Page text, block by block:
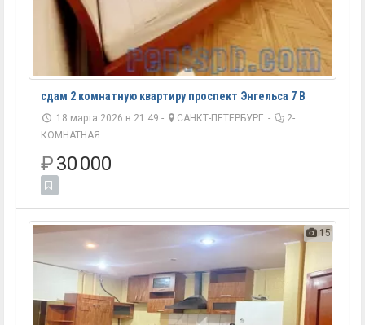
сдам 2 комнатную квартиру проспект Энгельса 7 В
18 марта 2026 в 21:49 - САНКТ-ПЕТЕРБУРГ -
2-
КОМНАТНАЯ
₽30 000
15